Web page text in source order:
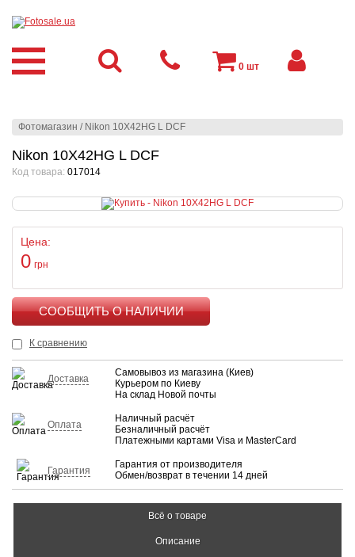
Фотомагазин / Nikon 10X42HG L DCF
Nikon 10X42HG L DCF
Код товара: 017014
Цена:
0 грн
К сравнению
Доставка
Самовывоз из магазина (Киев)
Курьером по Киеву
На склад Новой почты
Оплата
Наличный расчёт
Безналичный расчёт
Платежными картами Visa и MasterCard
Гарантия
Гарантия от производителя
Обмен/возврат в течении 14 дней
Всё о товаре
Описание
0 шт